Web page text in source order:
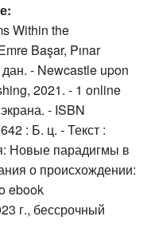
Within the
Başar, Pınar
- Newcastle upon
2021. - 1 online
- ISBN
: Б. ц. - Текст :
Новые парадигмы в
о происхождении:
ebook
г., бессрочный